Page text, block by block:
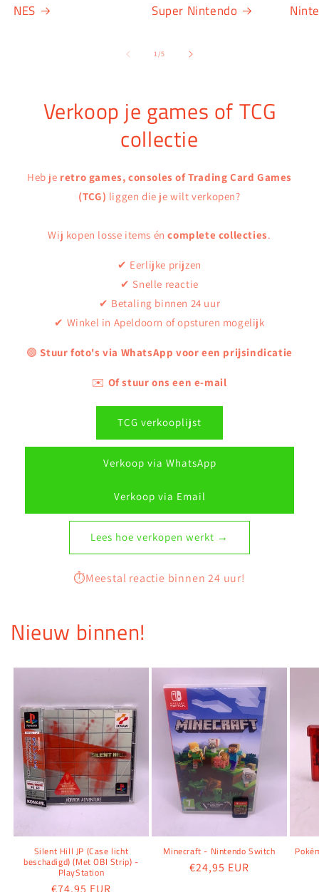
NES Super Nintendo
1/van
5
Verkoop je games of TCG
collectie
Heb je retro games, consoles of Trading Card Games
(TCG) liggen die je wilt verkopen?
Wij kopen losse items éncomplete collecties.
✔ Eerlijke prijzen
✔ Snelle reactie
✔ Betaling binnen 24 uur
✔ Winkel in Apeldoorn of opsturen mogelijk
🟢Stuur foto's via WhatsApp voor een prijsindicatie
✉️ Of stuur ons een e-mail
TCG verkooplijst
Verkoop via WhatsApp
Verkoop via Email
Lees hoe verkopen werkt →
⏱️Meestal reactie binnen 24 uur!
Nieuw binnen!
Silent Hill JP (Case licht
beschadigd) (Met OBI Strip) -
PlayStation
Normale
€74,95 EUR
Minecraft - Nintendo Switch
Normale
€24,95 EUR